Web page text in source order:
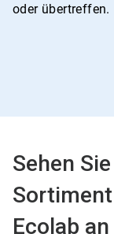
oder übertreffen.
Sehen
Ecolab an